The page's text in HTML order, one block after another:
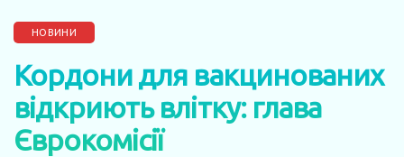
НОВИНИ
Кордони для вакцинованих
відкриють влітку: глава
Єврокомісії